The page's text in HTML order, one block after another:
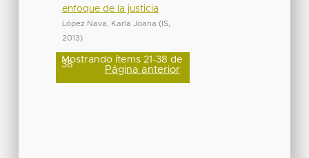
enfoque de la justicia
López Nava, Karla Joana (IS,
2013)
Mostrando ítems 21-38 de
38 Página anterior